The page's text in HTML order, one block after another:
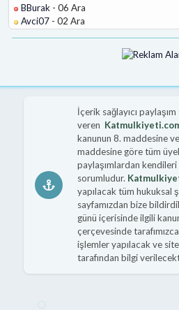
BBurak - 06 Ara
Avci07 - 02 Ara
İçerik sağlayıcı
veren
kanunun 8. maddesine
maddesine göre tüm
paylaşımlardan kendileri
sorumludur.
yapılacak tüm hukuksal
sayfamızdan bize
günü içerisinde ilgili
çerçevesinde
işlemler yapılacak ve
tarafından bilgi